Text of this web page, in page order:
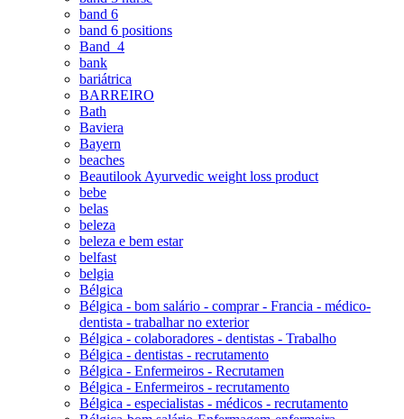
band 6
band 6 positions
Band_4
bank
bariátrica
BARREIRO
Bath
Baviera
Bayern
beaches
Beautilook Ayurvedic weight loss product
bebe
belas
beleza
beleza e bem estar
belfast
belgia
Bélgica
Bélgica - bom salário - comprar - Francia - médico-
dentista - trabalhar no exterior
Bélgica - colaboradores - dentistas - Trabalho
Bélgica - dentistas - recrutamento
Bélgica - Enfermeiros - Recrutamen
Bélgica - Enfermeiros - recrutamento
Bélgica - especialistas - médicos - recrutamento